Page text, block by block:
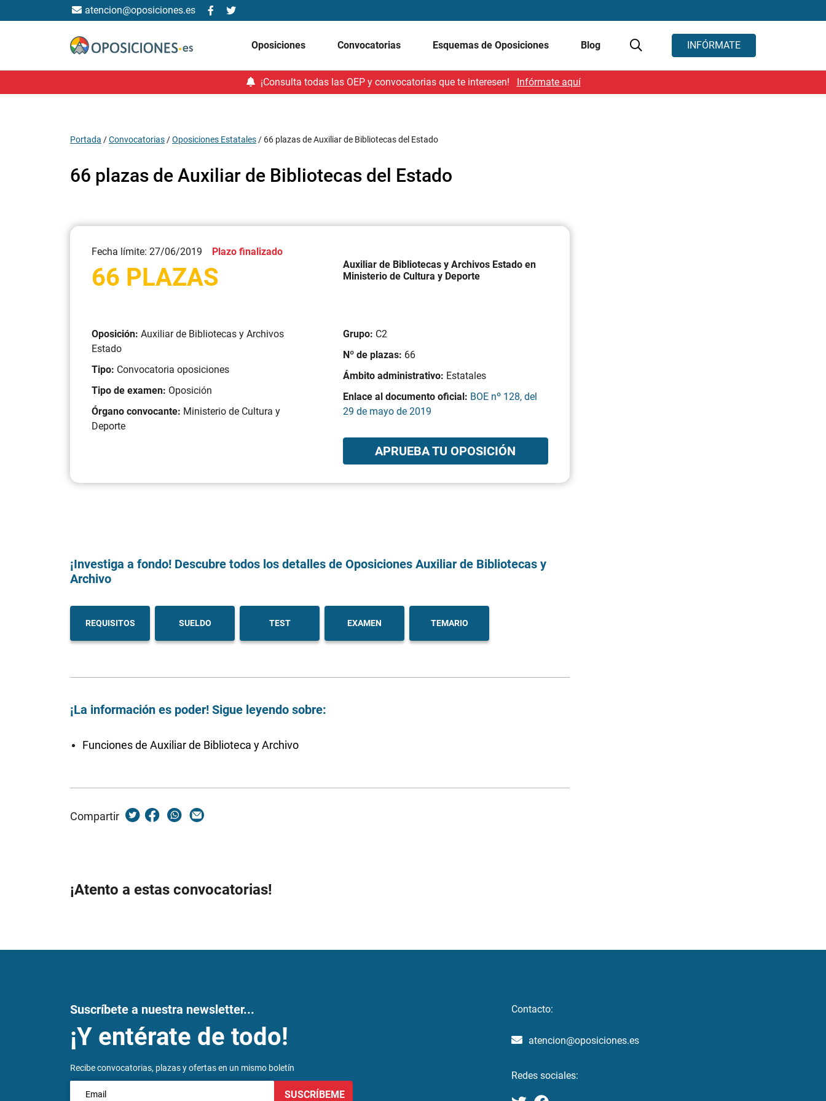
atencion@oposiciones.es
Oposiciones Convocatorias Esquemas de Oposiciones Blog INFÓRMATE
¡Consulta todas las OEP y convocatorias que te interesen! Infórmate aquí
Portada /Convocatorias /Oposiciones Estatales / 66 plazas de Auxiliar de Bibliotecas del Estado
66 plazas de Auxiliar de Bibliotecas del Estado
Fecha límite: 27/06/2019 Plazo finalizado
66 PLAZAS
Auxiliar de Bibliotecas y Archivos Estado en
Ministerio de Cultura y Deporte
Oposición: Auxiliar de Bibliotecas y Archivos
Estado
Tipo: Convocatoria oposiciones
Tipo de examen: Oposición
Órgano convocante: Ministerio de Cultura y
Deporte
Grupo: C2
Nº de plazas: 66
Ámbito administrativo: Estatales
Enlace al documento oficial: BOE nº 128, del
29 de mayo de 2019
APRUEBA TU OPOSICIÓN
¡Investiga a fondo! Descubre todos los detalles de Oposiciones Auxiliar de Bibliotecas y
Archivo
REQUISITOS SUELDO TEST EXAMEN TEMARIO
¡La información es poder! Sigue leyendo sobre:
Funciones de Auxiliar de Biblioteca y Archivo
Compartir
¡Atento a estas convocatorias!
Suscríbete a nuestra newsletter...
¡Y entérate de todo!
Recibe convocatorias, plazas y ofertas en un mismo boletín
SUSCRÍBEME
Contacto:
atencion@oposiciones.es
Redes sociales: